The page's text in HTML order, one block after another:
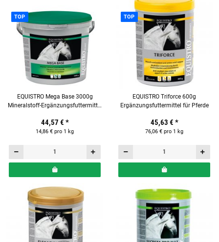
TOP
EQUISTRO Mega Base 3000g
Mineralstoff-Ergänzungsfuttermittel
44,57 € *
14,86 € pro 1 kg
TOP
EQUISTRO Triforce 600g
Ergänzungsfuttermittel für Pferde
45,63 € *
76,06 € pro 1 kg